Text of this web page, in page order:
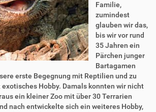
Familie,
zumindest
glauben wir das,
bis wir vor rund
35 Jahren ein
Pärchen junger
Bartagamen
erste Begegnung mit Reptilien und zu
Hobby. Damals konnten wir nicht
ein kleiner Zoo mit über 30 Terrarien
nach entwickelte sich ein weiteres Hobby,